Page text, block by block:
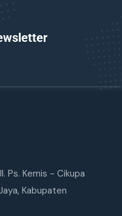
Ps. Kemis - Cikupa
Kabupaten